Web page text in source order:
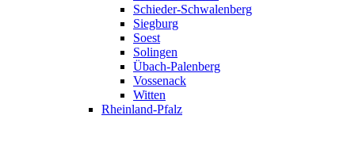
Schieder-Schwalenberg
Siegburg
Soest
Solingen
Übach-Palenberg
Vossenack
Witten
Rheinland-Pfalz